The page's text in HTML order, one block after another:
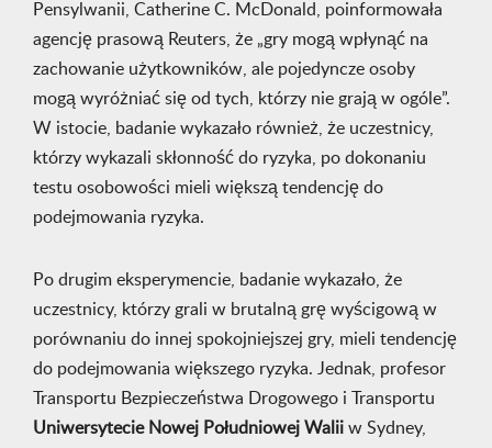
Pensylwanii, Catherine C. McDonald, poinformowała
agencję prasową Reuters, że „gry mogą wpłynąć na
zachowanie użytkowników, ale pojedyncze osoby
mogą wyróżniać się od tych, którzy nie grają w ogóle”.
W istocie, badanie wykazało również, że uczestnicy,
którzy wykazali skłonność do ryzyka, po dokonaniu
testu osobowości mieli większą tendencję do
podejmowania ryzyka.
Po drugim eksperymencie, badanie wykazało, że
uczestnicy, którzy grali w brutalną grę wyścigową w
porównaniu do innej spokojniejszej gry, mieli tendencję
do podejmowania większego ryzyka. Jednak, profesor
Transportu Bezpieczeństwa Drogowego i Transportu
Uniwersytecie Nowej Południowej Walii w Sydney,